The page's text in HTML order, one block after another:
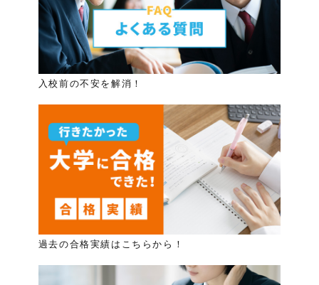
入校前の不安を解消！
過去の合格実績はこちらから！